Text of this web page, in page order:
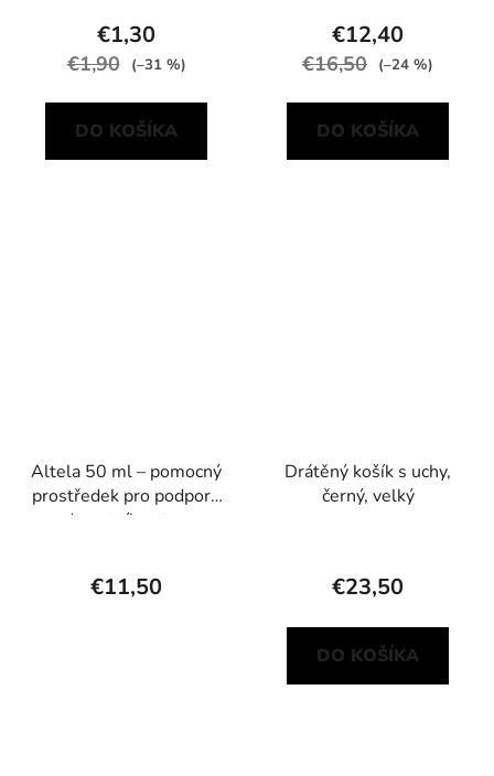
€1,30
€1,90 (–31 %)
DO KOŠÍKA
€12,40
€16,50 (–24 %)
DO KOŠÍKA
Altela 50 ml – pomocný
prostředek pro podporu
zdravotního stavu
€11,50
Drátěný košík s uchy,
černý, velký
€23,50
DO KOŠÍKA